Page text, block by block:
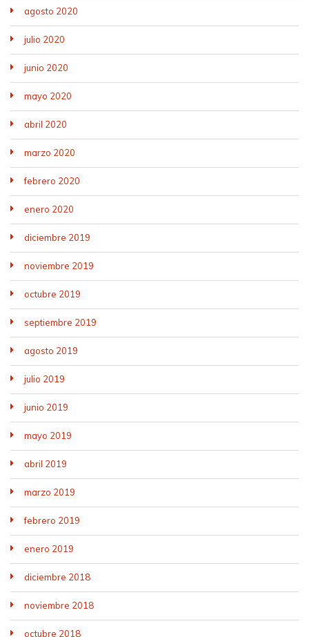
agosto 2020
julio 2020
junio 2020
mayo 2020
abril 2020
marzo 2020
febrero 2020
enero 2020
diciembre 2019
noviembre 2019
octubre 2019
septiembre 2019
agosto 2019
julio 2019
junio 2019
mayo 2019
abril 2019
marzo 2019
febrero 2019
enero 2019
diciembre 2018
noviembre 2018
octubre 2018